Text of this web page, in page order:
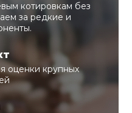
котировкам без
за редкие и
оценки крупных